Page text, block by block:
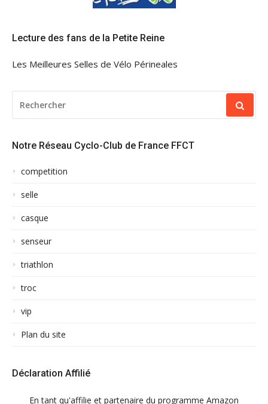
Lecture des fans de la Petite Reine
Les Meilleures Selles de Vélo Périneales
POUR
:
Notre Réseau Cyclo-Club de France FFCT
competition
selle
casque
senseur
triathlon
troc
vip
Plan du site
Déclaration Affilié
En tant qu'affilie et partenaire du programme Amazon